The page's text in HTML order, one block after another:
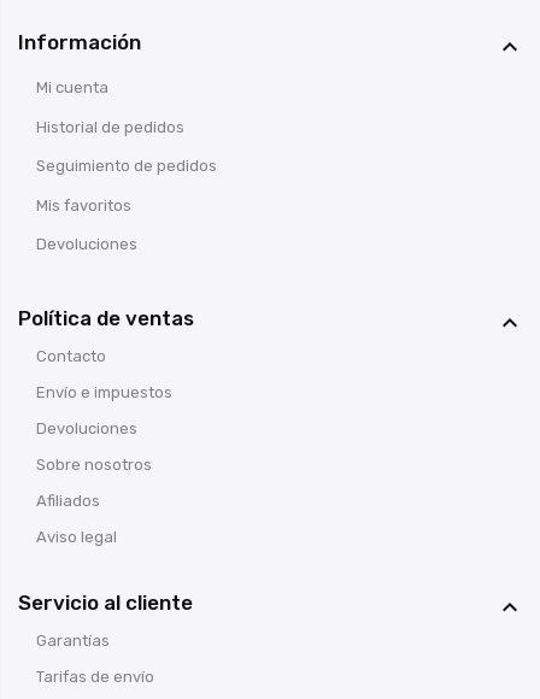
Información 
Mi cuenta
Historial de pedidos
Seguimiento de pedidos
Mis favoritos
Devoluciones
Política de ventas 
Contacto
Envío e impuestos
Devoluciones
Sobre nosotros
Afiliados
Aviso legal
Servicio al cliente 
Garantías
Tarifas de envío